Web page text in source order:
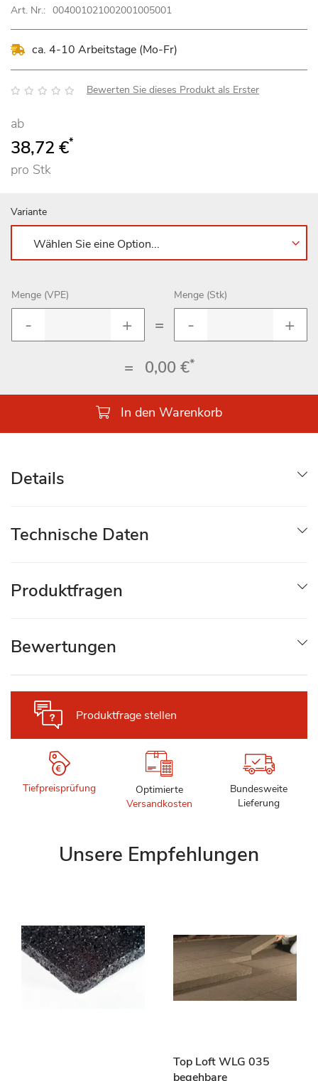
springen
Art. Nr.: 004001021002001005001
ca. 4-10 Arbeitstage (Mo-Fr)
Bewertung: Bewerten Sie dieses Produkt als Erster
ab
38,72 €*
pro Stk
Variante
Menge (VPE)
=
Menge (Stk)
= 0,00 €*
In den Warenkorb
Produktfrage stellen
Tiefpreisprüfung
Optimierte
Versandkosten
Bundesweite
Lieferung
Details
Technische Daten
Produktfragen
Bewertungen
Unsere Empfehlungen
Top Loft WLG 035
begehbare